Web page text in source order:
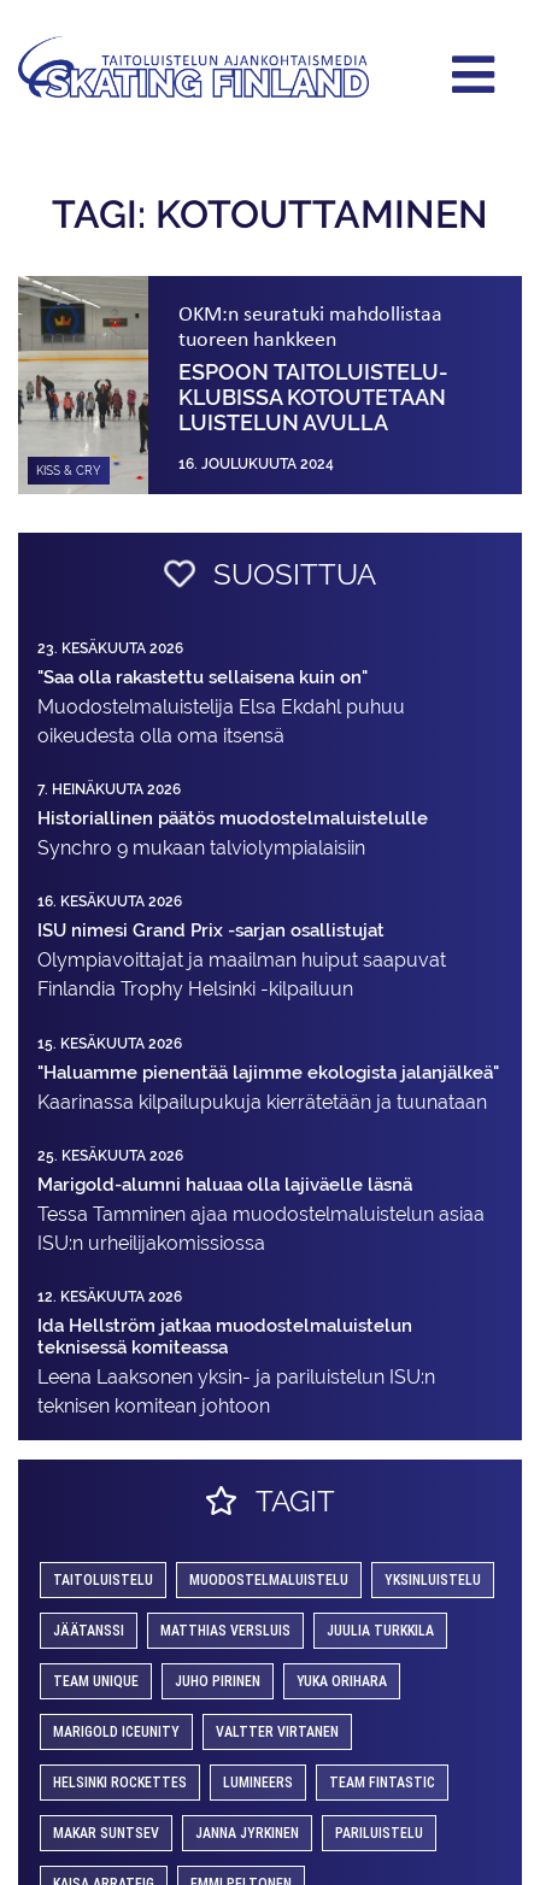
TAGI: KOTOUTTAMINEN
KISS & CRY
OKM:n seuratuki mahdollistaa
tuoreen hankkeen
ESPOON TAITOLUISTELU­
KLUBISSA KOTOUTETAAN
LUISTELUN AVULLA
16. JOULUKUUTA 2024
SUOSITTUA
23. KESÄKUUTA 2026
"Saa olla rakastettu sellaisena kuin on"
Muodostelma­luistelija Elsa Ekdahl puhuu
oikeudesta olla oma itsensä
7. HEINÄKUUTA 2026
Historiallinen päätös muodostelmaluistelulle
Synchro 9 mukaan talviolympialaisiin
16. KESÄKUUTA 2026
ISU nimesi Grand Prix -sarjan osallistujat
Olympiavoittajat ja maailman huiput saapuvat
Finlandia Trophy Helsinki -kilpailuun
15. KESÄKUUTA 2026
"Haluamme pienentää lajimme ekologista jalanjälkeä"
Kaarinassa kilpailupukuja kierrätetään ja tuunataan
25. KESÄKUUTA 2026
Marigold-alumni haluaa olla lajiväelle läsnä
Tessa Tamminen ajaa muodostelma­luistelun asiaa
ISU:n urheilija­komissiossa
12. KESÄKUUTA 2026
Ida Hellström jatkaa muodostelmaluistelun
teknisessä komiteassa
Leena Laaksonen yksin- ja pariluistelun ISU:n
teknisen komitean johtoon
TAGIT
TAITOLUISTELU MUODOSTELMALUISTELU YKSINLUISTELU
JÄÄTANSSI MATTHIAS VERSLUIS JUULIA TURKKILA
TEAM UNIQUE JUHO PIRINEN YUKA ORIHARA
MARIGOLD ICEUNITY VALTTER VIRTANEN
HELSINKI ROCKETTES LUMINEERS TEAM FINTASTIC
MAKAR SUNTSEV JANNA JYRKINEN PARILUISTELU